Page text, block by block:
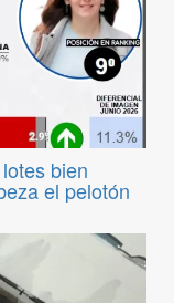
bien
el pelotón